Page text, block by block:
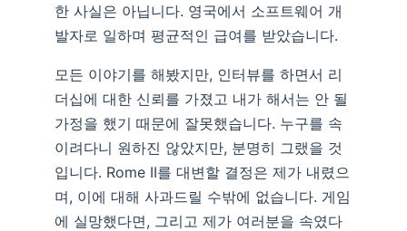
한 사실은 아닙니다. 영국에서 소프트웨어 개
발자로 일하며 평균적인 급여를 받았습니다.
모든 이야기를 해봤지만, 인터뷰를 하면서 리
더십에 대한 신뢰를 가졌고 내가 해서는 안 될
가정을 했기 때문에 잘못했습니다. 누구를 속
이려다니 원하진 않았지만, 분명히 그랬을 것
입니다. Rome II를 대변할 결정은 제가 내렸으
며, 이에 대해 사과드릴 수밖에 없습니다. 게임
에 실망했다면, 그리고 제가 여러분을 속였다